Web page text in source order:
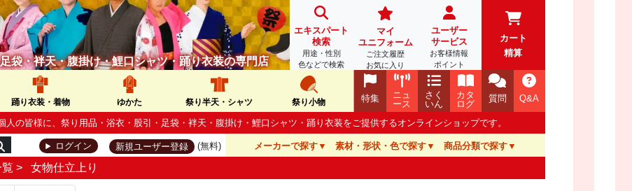
袋・袢天・腹掛け・鯉口シャツ・踊り衣装の専門店
エキスパート
検索
用途・性別
色などで検索
マイ
ユニフォーム
ご注文履歴
お気に入り
ユーザー
サービス
お客様情報
ポイント
カート
精算
踊り衣装・着物 ゆかた 祭り半天・シャツ 祭り小物 Q&A
質問
カタ
ログ
さく
いん
ニュ
ース
特集
の皆様に、祭り用品・浴衣・股引・足袋・袢天・腹掛け・鯉口シャツ・踊り衣装をご提供するオンラインショップです。
ログイン 新規ユーザー登録 (無料) メーカーで探す 素材・形状・色で探す 商品分類で探す
> 女物仕立上り